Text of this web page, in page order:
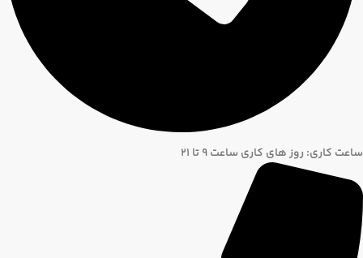
ساعت کاری: روز های کاری ساعت ۹ تا ۲۱